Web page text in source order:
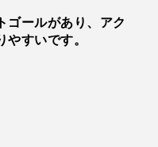
ゴールがあり、アク
やすいです。